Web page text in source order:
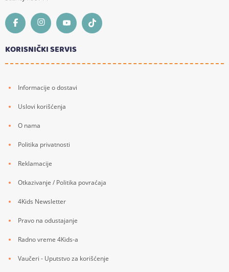
KORISNIČKI SERVIS
Informacije o dostavi
Uslovi korišćenja
O nama
Politika privatnosti
Reklamacije
Otkazivanje / Politika povraćaja
4Kids Newsletter
Pravo na odustajanje
Radno vreme 4Kids-a
Vaučeri - Uputstvo za korišćenje